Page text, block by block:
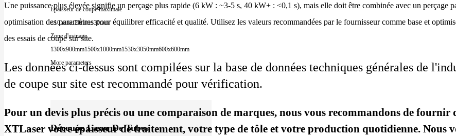
Épaisseur de coupe maximale
≤10 mm≤20mm≤30mm
Zone d'usinage
1300x900mm1500x1000mm1530x3050mm600x600mm
More parameters
Découpe Laser De Tubes
Une puissance plus élevée signifie un perçage plus rapide (6 kW : ~3-5 s, 40 kW+ : <0,1 s), mais elle doit être combinée avec un perçage
optimisation des paramètres pour équilibrer efficacité et qualité. Utilisez les valeurs recommandées par le fournisseur comme base et
des essais de coupe sur site.
Les données ci-dessus sont compilées sur la base de données techniques générales de
de coupe sur site est recommandé pour vérification.
Pour un devis plus précis ou une comparaison de marques, nous vous recommandons de fournir
XTLaser votre épaisseur de traitement, votre type de tôle et votre production quotidienne. Nous